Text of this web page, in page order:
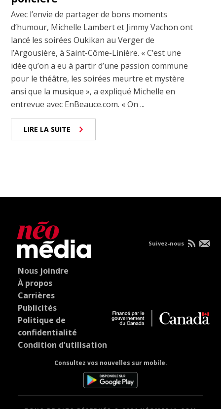
Avec l’envie de partager de bons moments
d’humour, Michelle Lambert et Jimmy Vachon ont
lancé les soirées Oukikan au Verger de
l’Argousière, à Saint-Côme-Linière. « C’est une
idée qu’on a eu à partir d’une passion commune
pour le théâtre, les soirées meurtre et mystère
ansi que la musique », a expliqué Michelle en
entrevue avec EnBeauce.com. « On ...
LIRE LA SUITE
Nous joindre
À propos
Carrières
Publicités
Politique de
confidentialité
Condition d'utilisation
Consultez vos nouvelles sur mobile.
Suivez-nous